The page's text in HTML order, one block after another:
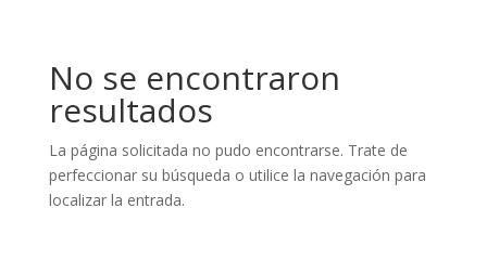
No se encontraron
resultados
La página solicitada no pudo encontrarse. Trate de
perfeccionar su búsqueda o utilice la navegación para
localizar la entrada.